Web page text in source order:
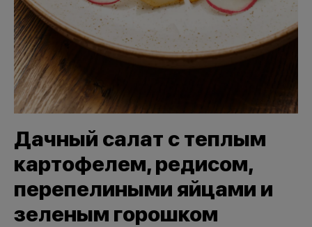
Дачный салат с теплым
картофелем, редисом,
перепелиными яйцами и
зеленым горошком